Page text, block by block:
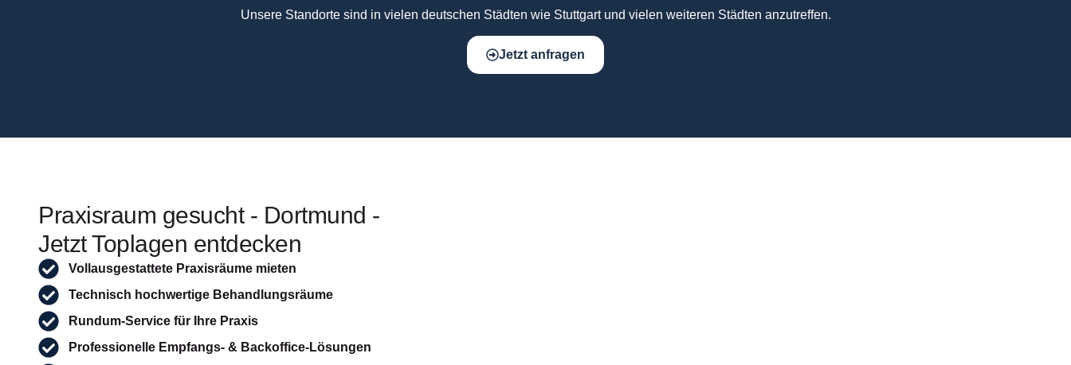
Unsere Standorte sind in vielen deutschen Städten wie Stuttgart und vielen weiteren Städten anzutreffen.
Jetzt anfragen
Praxisraum gesucht - Dortmund -
Jetzt Toplagen entdecken
Vollausgestattete Praxisräume mieten
Technisch hochwertige Behandlungsräume
Rundum-Service für Ihre Praxis
Professionelle Empfangs- & Backoffice-Lösungen